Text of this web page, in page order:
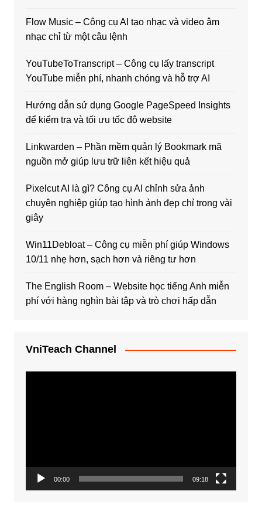
Flow Music – Công cụ AI tạo nhạc và video âm
nhạc chỉ từ một câu lệnh
YouTubeToTranscript – Công cụ lấy transcript
YouTube miễn phí, nhanh chóng và hỗ trợ AI
Hướng dẫn sử dụng Google PageSpeed Insights
để kiểm tra và tối ưu tốc độ website
Linkwarden – Phần mềm quản lý Bookmark mã
nguồn mở giúp lưu trữ liên kết hiệu quả
Pixelcut AI là gì? Công cụ AI chỉnh sửa ảnh
chuyên nghiệp giúp tạo hình ảnh đẹp chỉ trong vài
giây
Win11Debloat – Công cụ miễn phí giúp Windows
10/11 nhẹ hơn, sạch hơn và riêng tư hơn
The English Room – Website học tiếng Anh miễn
phí với hàng nghìn bài tập và trò chơi hấp dẫn
VniTeach Channel
00:00 09:18